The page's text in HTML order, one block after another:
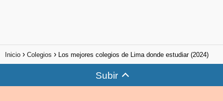
Inicio Colegios Los mejores colegios de Lima donde estudiar (2024)
Subir